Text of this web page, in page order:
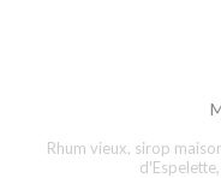
Rhum vieux, sirop